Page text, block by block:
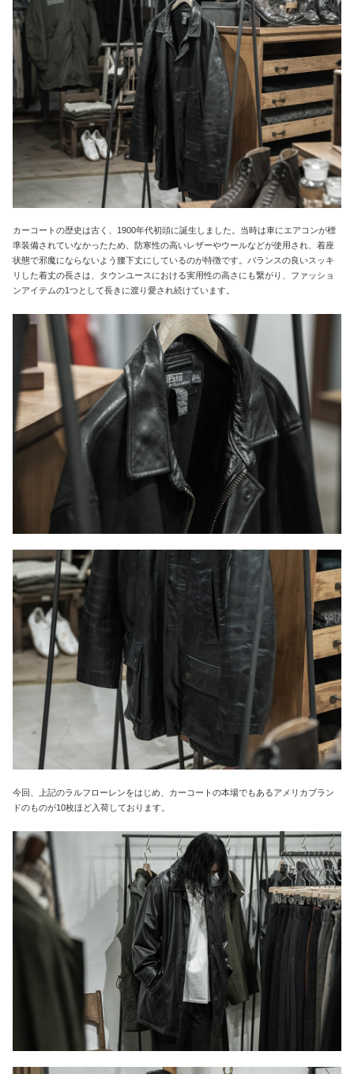
カーコートの歴史は古く、1900年代初頭に誕生しました。当時は車にエアコンが標
準装備されていなかったため、防寒性の高いレザーやウールなどが使用され、着座
状態で邪魔にならないよう腰下丈にしているのが特徴です。バランスの良いスッキ
リした着丈の長さは、タウンユースにおける実用性の高さにも繋がり、ファッショ
ンアイテムの1つとして長きに渡り愛され続けています。
今回、上記のラルフローレンをはじめ、カーコートの本場でもあるアメリカブラン
ドのものが10枚ほど入荷しております。